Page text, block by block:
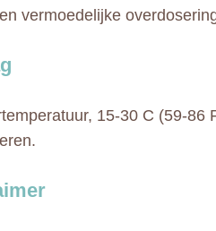
vermoedelijke
15-30 C (59-86